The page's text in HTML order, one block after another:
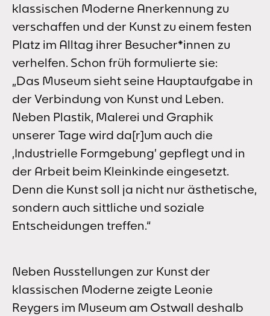
klassischen Moderne Anerkennung zu
verschaffen und der Kunst zu einem festen
Platz im Alltag ihrer Besucher*innen zu
verhelfen. Schon früh formulierte sie:
„Das Museum sieht seine Hauptaufgabe in
der Verbindung von Kunst und Leben.
Neben Plastik, Malerei und Graphik
unserer Tage wird da[r]um auch die
‚Industrielle Formgebung’ gepflegt und in
der Arbeit beim Kleinkinde eingesetzt.
Denn die Kunst soll ja nicht nur ästhetische,
sondern auch sittliche und soziale
Entscheidungen treffen.“
Neben Ausstellungen zur Kunst der
klassischen Moderne zeigte Leonie
Reygers im Museum am Ostwall deshalb